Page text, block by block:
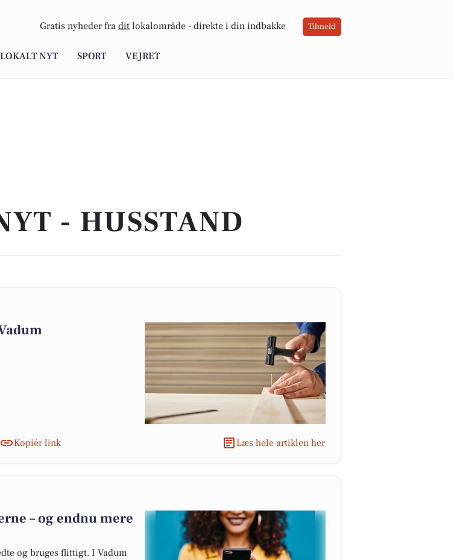
Gratis nyheder fra dit lokalområde - direkte i din indbakke Tilmeld
LOKALT NYT SPORT VEJRET
- HUSSTAND
Kopiér link Læs hele artiklen her
– og endnu mere
og bruges flittigt. I Vadum